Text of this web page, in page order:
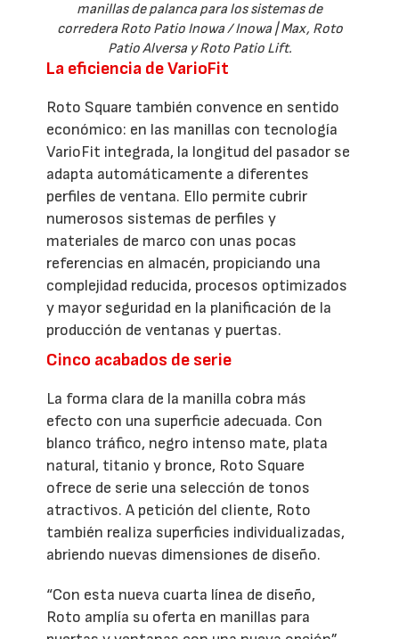
manillas de palanca para los sistemas de
corredera Roto Patio Inowa / Inowa | Max, Roto
Patio Alversa y Roto Patio Lift.
La eficiencia de VarioFit
Roto Square también convence en sentido
económico: en las manillas con tecnología
VarioFit integrada, la longitud del pasador se
adapta automáticamente a diferentes
perfiles de ventana. Ello permite cubrir
numerosos sistemas de perfiles y
materiales de marco con unas pocas
referencias en almacén, propiciando una
complejidad reducida, procesos optimizados
y mayor seguridad en la planificación de la
producción de ventanas y puertas.
Cinco acabados de serie
La forma clara de la manilla cobra más
efecto con una superficie adecuada. Con
blanco tráfico, negro intenso mate, plata
natural, titanio y bronce, Roto Square
ofrece de serie una selección de tonos
atractivos. A petición del cliente, Roto
también realiza superficies individualizadas,
abriendo nuevas dimensiones de diseño.
“Con esta nueva cuarta línea de diseño,
Roto amplía su oferta en manillas para